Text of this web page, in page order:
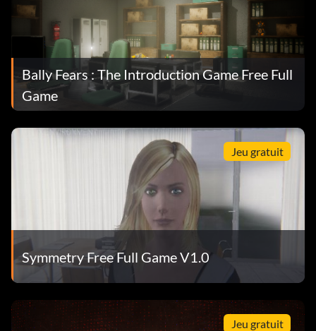
Bally Fears : The Introduction Game Free Full
Game
Jeu gratuit
Symmetry Free Full Game V1.0
Jeu gratuit